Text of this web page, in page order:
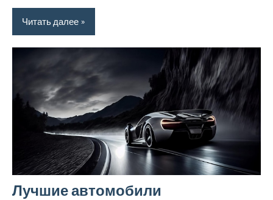
Читать далее
Лучшие автомобили